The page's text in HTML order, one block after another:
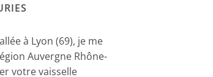
à Lyon (69), je me
Auvergne Rhône-
votre vaisselle